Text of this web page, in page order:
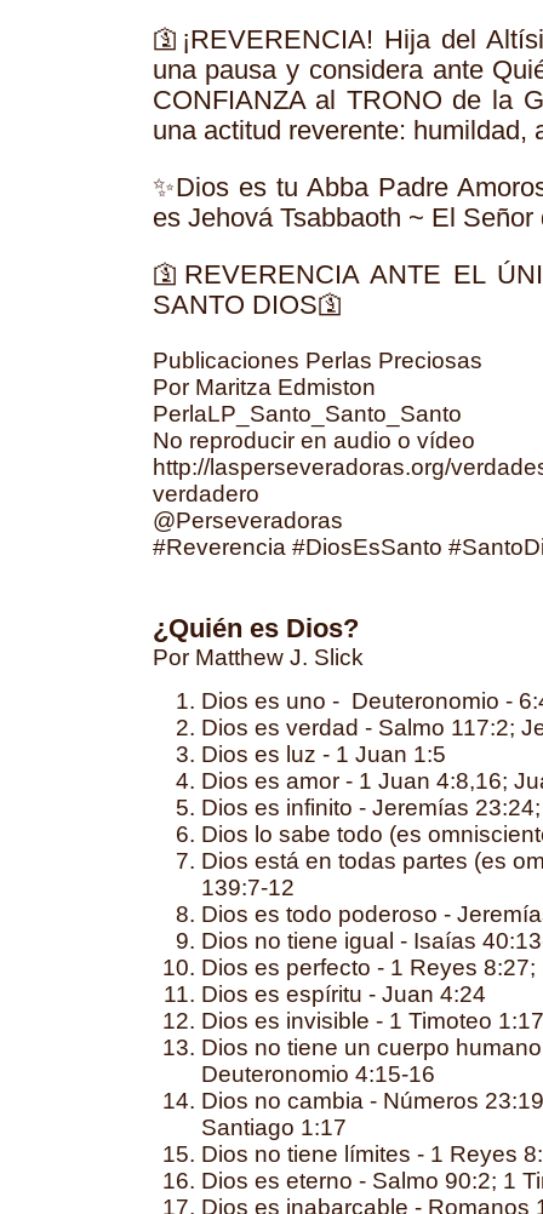
🛐¡REVERENCIA! Hija del
una pausa y considera ante
CONFIANZA al TRONO de la
una actitud reverente: humildad,
✨Dios es tu Abba Padre
es Jehová Tsabbaoth ~ El
🛐REVERENCIA ANTE EL
SANTO DIOS🛐
Publicaciones Perlas Preciosas
Por Maritza Edmiston
PerlaLP_Santo_Santo_Santo
No reproducir en audio o vídeo
http://lasperseveradoras.org/
verdadero
@Perseveradoras
#Reverencia #DiosEsSanto
¿Quién es Dios?
Por Matthew J. Slick
Dios es uno - Deuteronomio -
Dios es verdad - Salmo 117:2;
Dios es luz - 1 Juan 1:5
Dios es amor - 1 Juan 4:8,16;
Dios es infinito - Jeremías
Dios lo sabe todo (es
Dios está en todas partes (es
139:7-12
Dios es todo poderoso -
Dios no tiene igual - Isaías
Dios es perfecto - 1 Reyes 8:27;
Dios es espíritu - Juan 4:24
Dios es invisible - 1 Timoteo 1:17
Dios no tiene un cuerpo
Deuteronomio 4:15-16
Dios no cambia - Números
Santiago 1:17
Dios no tiene límites - 1 Reyes
Dios es eterno - Salmo 90:2; 1
Dios es inabarcable - Romanos